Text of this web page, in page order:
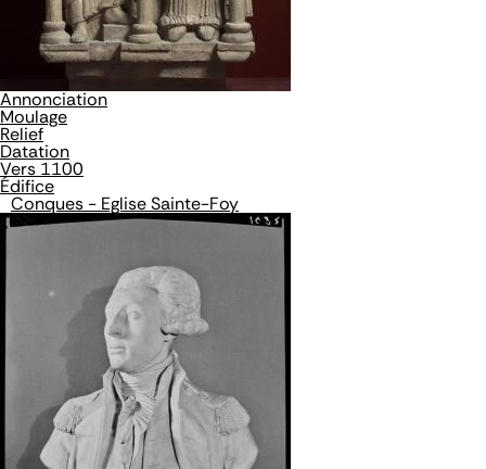
Annonciation
Moulage
Relief
Datation
Vers 1100
Édifice
Conques - Eglise Sainte-Foy